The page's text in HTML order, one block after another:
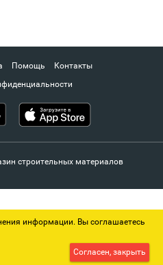
Помощь
Контакты
строительных материалов
информации. Вы соглашаетесь
Согласен, закрыть